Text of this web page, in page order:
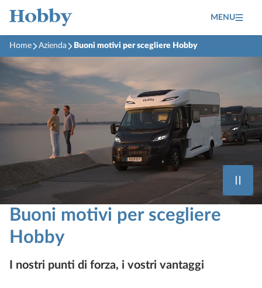
MENU
Home Azienda Buoni motivi per scegliere Hobby
Buoni motivi per scegliere
Hobby
I nostri punti di forza, i vostri vantaggi